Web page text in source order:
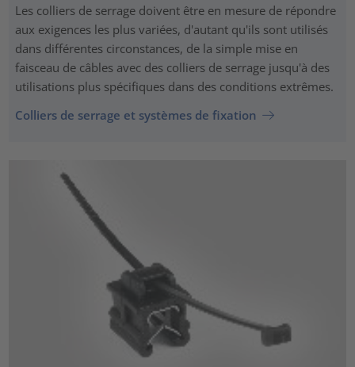
Les colliers de serrage doivent être en mesure de répondre
aux exigences les plus variées, d'autant qu'ils sont utilisés
dans différentes circonstances, de la simple mise en
faisceau de câbles avec des colliers de serrage jusqu'à des
utilisations plus spécifiques dans des conditions extrêmes.
Colliers de serrage et systèmes de fixation